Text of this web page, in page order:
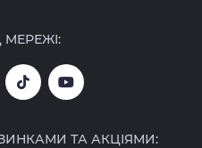
ТА АКЦІЯМИ: